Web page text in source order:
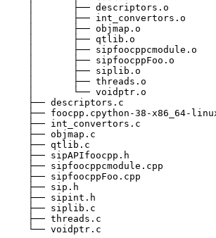
    │       ├── descriptors.o
    │       ├── int_convertors.o
    │       ├── objmap.o
    │       ├── qtlib.o
    │       ├── sipfoocppcmodule.o
    │       ├── sipfoocppFoo.o
    │       ├── siplib.o
    │       ├── threads.o
    │       └── voidptr.o
    ├── descriptors.c
├── foocpp.cpython-38-x86_64-
    ├── int_convertors.c
    ├── objmap.c
    ├── qtlib.c
    ├── sipAPIfoocpp.h
    ├── sipfoocppcmodule.cpp
    ├── sipfoocppFoo.cpp
    ├── sip.h
    ├── sipint.h
    ├── siplib.c
    ├── threads.c